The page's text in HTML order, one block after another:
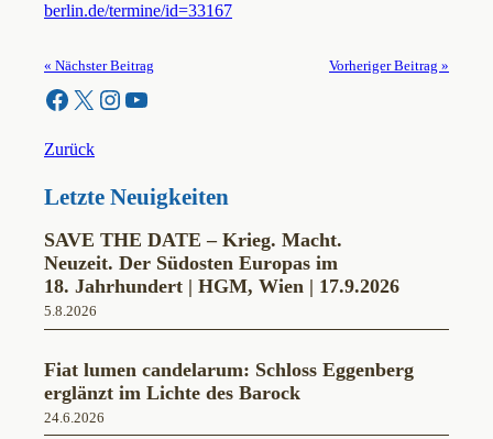
berlin.de/termine/id=33167
« Nächster Beitrag Vorheriger Beitrag »
Facebook X Instagram YouTube
Zurück
Letzte Neuigkeiten
SAVE THE DATE – Krieg. Macht.
Neuzeit. Der Südosten Europas im
18. Jahrhundert | HGM, Wien | 17.9.2026
5.8.2026
Fiat lumen candelarum: Schloss Eggenberg
erglänzt im Lichte des Barock
24.6.2026